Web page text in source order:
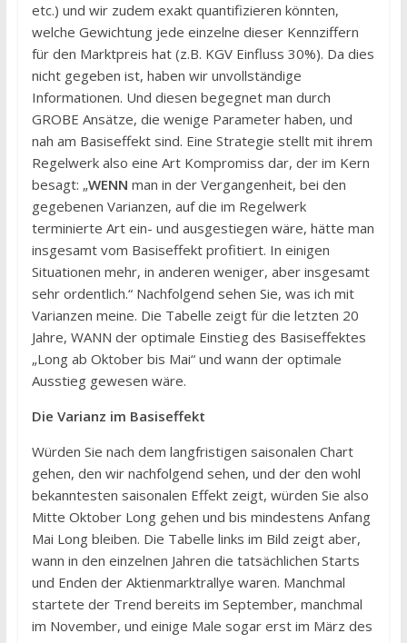
etc.) und wir zudem exakt quantifizieren könnten,
welche Gewichtung jede einzelne dieser Kennziffern
für den Marktpreis hat (z.B. KGV Einfluss 30%). Da dies
nicht gegeben ist, haben wir unvollständige
Informationen. Und diesen begegnet man durch
GROBE Ansätze, die wenige Parameter haben, und
nah am Basiseffekt sind. Eine Strategie stellt mit ihrem
Regelwerk also eine Art Kompromiss dar, der im Kern
besagt: „WENN man in der Vergangenheit, bei den
gegebenen Varianzen, auf die im Regelwerk
terminierte Art ein- und ausgestiegen wäre, hätte man
insgesamt vom Basiseffekt profitiert. In einigen
Situationen mehr, in anderen weniger, aber insgesamt
sehr ordentlich.“ Nachfolgend sehen Sie, was ich mit
Varianzen meine. Die Tabelle zeigt für die letzten 20
Jahre, WANN der optimale Einstieg des Basiseffektes
„Long ab Oktober bis Mai“ und wann der optimale
Ausstieg gewesen wäre.
Die Varianz im Basiseffekt
Würden Sie nach dem langfristigen saisonalen Chart
gehen, den wir nachfolgend sehen, und der den wohl
bekanntesten saisonalen Effekt zeigt, würden Sie also
Mitte Oktober Long gehen und bis mindestens Anfang
Mai Long bleiben. Die Tabelle links im Bild zeigt aber,
wann in den einzelnen Jahren die tatsächlichen Starts
und Enden der Aktienmarktrallye waren. Manchmal
startete der Trend bereits im September, manchmal
im November, und einige Male sogar erst im März des